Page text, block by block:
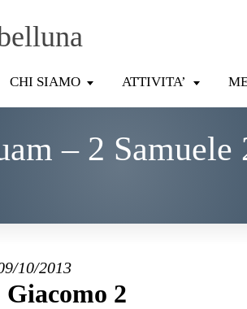
CHI SIAMO ATTIVITA’
– 2
10/2013
2